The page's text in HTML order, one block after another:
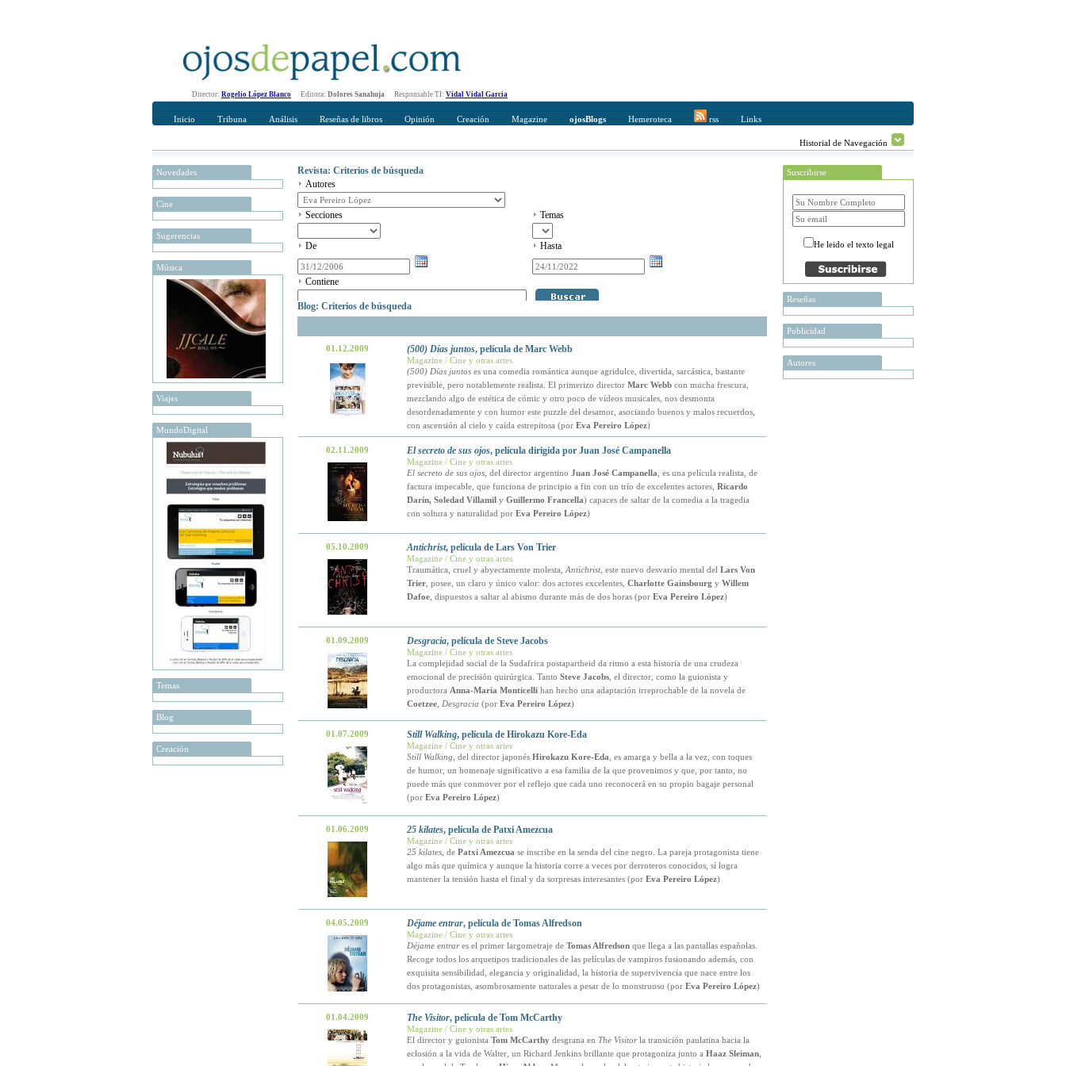
Director: Rogelio López Blanco Editora: Dolores Sanahuja Responsable TI: Vidal Vidal Garcia
Inicio Tribuna Análisis Reseñas de libros Opinión Creación Magazine ojosBlogs Hemeroteca rss Links
Historial de Navegación
Novedades
Cine
Sugerencias
Música
Viajes
MundoDigital
Temas
Blog
Creación
Revista: Criterios de búsqueda
Autores
Secciones Temas
De Hasta
Contiene
Blog: Criterios de búsqueda
01.12.2009 (500) Días juntos, película de Marc Webb
Magazine / Cine y otras artes
(500) Días juntoses una comedia romántica aunque agridulce, divertida, sarcástica, bastante
previsible, pero notablemente realista. El primerizo director Marc Webbcon mucha frescura,
mezclando algo de estética de cómic y otro poco de vídeos musicales, nos desmonta
desordenadamente y con humor este puzzle del desamor, asociando buenos y malos recuerdos,
con ascensión al cielo y caída estrepitosa (por Eva Pereiro López)
02.11.2009 El secreto de sus ojos, película dirigida por Juan José Campanella
Magazine / Cine y otras artes
El secreto de sus ojos, del director argentino Juan José Campanella , es una película realista, de
factura impecable, que funciona de principio a fin con un trío de excelentes actores, Ricardo
Darín, Soledad Villamily Guillermo Francella) capaces de saltar de la comedia a la tragedia
con soltura y naturalidad por Eva Pereiro López)
05.10.2009 Antichrist, película de Lars Von Trier
Magazine / Cine y otras artes
Traumática, cruel y abyectamente molesta, Antichrist, este nuevo desvarío mental del Lars Von
Trier, posee, un claro y único valor: dos actores excelentes, Charlotte Gainsbourg y Willem
Dafoe, dispuestos a saltar al abismo durante más de dos horas (por Eva Pereiro López)
01.09.2009 Desgracia, película de Steve Jacobs
Magazine / Cine y otras artes
La complejidad social de la Sudafrica postapartheid da ritmo a esta historia de una crudeza
emocional de precisión quirúrgica. Tanto Steve Jacobs, el director, como la guionista y
productora Anna-Maria Monticellihan hecho una adaptación irreprochable de la novela de
Coetzee, Desgracia (por Eva Pereiro López)
01.07.2009 Still Walking, película de Hirokazu Kore-Eda
Magazine / Cine y otras artes
Still Walking , del director japonés Hirokazu Kore-Eda , es amarga y bella a la vez, con toques
de humor, un homenaje significativo a esa familia de la que provenimos y que, por tanto, no
puede más que conmover por el reflejo que cada uno reconocerá en su propio bagaje personal
(por Eva Pereiro López)
01.06.2009 25 kilates, película de Patxi Amezcua
Magazine / Cine y otras artes
25 kilates, de Patxi Amezcua se inscribe en la senda del cine negro. La pareja protagonista tiene
algo más que química y aunque la historia corre a veces por derroteros conocidos, sí logra
mantener la tensión hasta el final y da sorpresas interesantes (por Eva Pereiro López)
04.05.2009 Déjame entrar, película de Tomas Alfredson
Magazine / Cine y otras artes
Déjame entrares el primer largometraje de Tomas Alfredsonque llega a las pantallas españolas.
Recoge todos los arquetipos tradicionales de las películas de vampiros fusionando además, con
exquisita sensibilidad, elegancia y originalidad, la historia de supervivencia que nace entre los
dos protagonistas, asombrosamente naturales a pesar de lo monstruoso (por Eva Pereiro López)
01.04.2009 The Visitor, película de Tom McCarthy
Magazine / Cine y otras artes
El director y guionista Tom McCarthydesgrana en The Visitorla transición paulatina hacia la
eclosión a la vida de Walter, un Richard Jenkins brillante que protagoniza junto a Haaz Sleiman,
Suscribirse
He leido el texto legal
Reseñas
Publicidad
Autores